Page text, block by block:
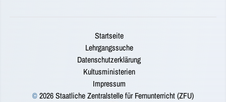
Startseite
Lehrgangssuche
Datenschutzerklärung
Kultusministerien
Impressum
©2026 Staatliche Zentralstelle für Fernunterricht (ZFU)